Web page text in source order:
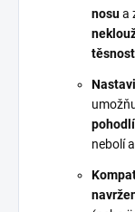
nosua
těsnost
pohodlí
nebolí